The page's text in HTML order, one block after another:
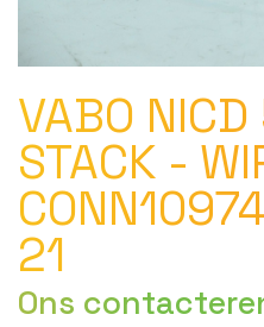
VABO
STACK -
21
Ons